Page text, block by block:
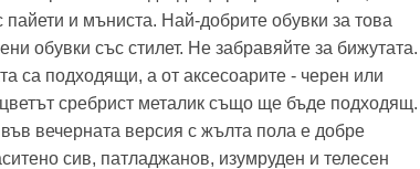
пайети и мъниста. Най-добрите обувки за това
обувки със стилет. Не забравяйте за бижутата.
са подходящи, а от аксесоарите - черен или
сребрист металик също ще бъде подходящ.
вечерната версия с жълта пола е добре
сив, патладжанов, изумруден и телесен